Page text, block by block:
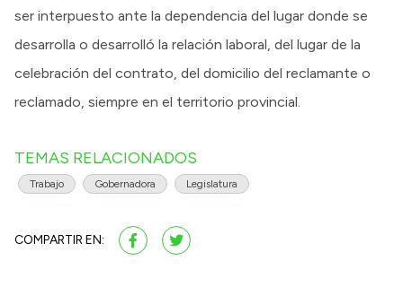
ser interpuesto ante la dependencia del lugar donde se
desarrolla o desarrolló la relación laboral, del lugar de la
celebración del contrato, del domicilio del reclamante o
reclamado, siempre en el territorio provincial.
TEMAS RELACIONADOS
Trabajo Gobernadora Legislatura
COMPARTIR EN: